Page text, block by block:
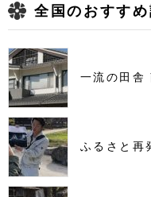
全国のおすす
一流の田舎
ふるさと再